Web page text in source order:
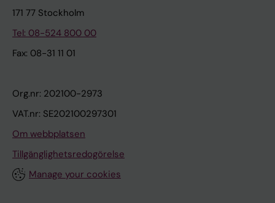
171 77 Stockholm
Tel: 08-524 800 00
Fax: 08-31 11 01
Org.nr: 202100-2973
VAT.nr: SE202100297301
Om webbplatsen
Tillgänglighetsredogörelse
Manage your cookies